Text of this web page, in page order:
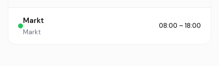
Markt
Markt
08:00 – 18:00